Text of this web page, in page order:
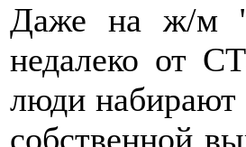
Даже на ж/м
недалеко от
люди набирают
собственной